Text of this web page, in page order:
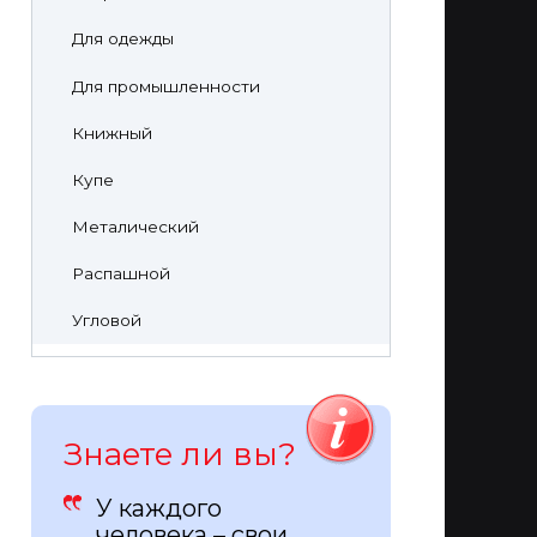
Для одежды
Для промышленности
Книжный
Купе
Металический
Распашной
Угловой
Знаете ли вы?
У каждого